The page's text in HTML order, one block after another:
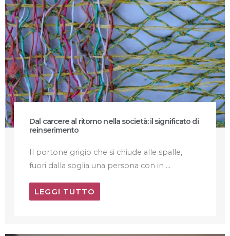
Dal carcere al ritorno nella società: il significato di
reinserimento
Il portone grigio che si chiude alle spalle,
fuori dalla soglia una persona con in ...
LEGGI TUTTO